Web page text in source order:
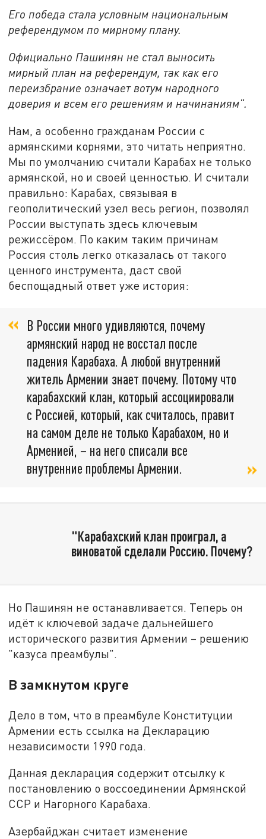
Его победа стала условным национальным
референдумом по мирному плану.
Официально Пашинян не стал выносить
мирный план на референдум, так как его
переизбрание означает вотум народного
доверия и всем его решениям и начинаниям".
Нам, а особенно гражданам России с
армянскими корнями, это читать неприятно.
Мы по умолчанию считали Карабах не только
армянской, но и своей ценностью. И считали
правильно: Карабах, связывая в
геополитический узел весь регион, позволял
России выступать здесь ключевым
режиссёром. По каким таким причинам
Россия столь легко отказалась от такого
ценного инструмента, даст свой
беспощадный ответ уже история:
В России много удивляются, почему
армянский народ не восстал после
падения Карабаха. А любой внутренний
житель Армении знает почему. Потому что
карабахский клан, который ассоциировали
с Россией, который, как считалось, правит
на самом деле не только Карабахом, но и
Арменией, – на него списали все
внутренние проблемы Армении.
"Карабахский клан проиграл, а
виноватой сделали Россию. Почему?
Но Пашинян не останавливается. Теперь он
идёт к ключевой задаче дальнейшего
исторического развития Армении – решению
"казуса преамбулы".
В замкнутом круге
Дело в том, что в преамбуле Конституции
Армении есть ссылка на Декларацию
независимости 1990 года.
Данная декларация содержит отсылку к
постановлению о воссоединении Армянской
ССР и Нагорного Карабаха.
Азербайджан считает изменение